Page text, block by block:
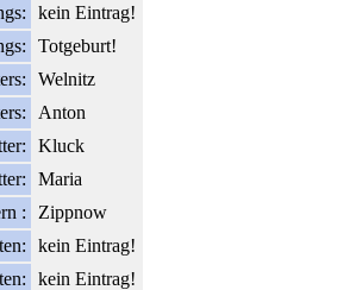
kein Eintrag!
Totgeburt!
Welnitz
Anton
Kluck
Maria
:
Zippnow
kein Eintrag!
kein Eintrag!